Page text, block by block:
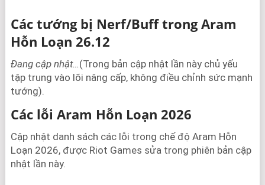
Các tướng bị Nerf/Buff trong Aram
Hỗn Loạn 26.12
Đang cập nhật…(Trong bản cập nhật lần này chủ yếu
tập trung vào lõi nâng cấp, không điều chỉnh sức mạnh
tướng).
Các lỗi Aram Hỗn Loạn 2026
Cập nhật danh sách các lỗi trong chế độ Aram Hỗn
Loạn 2026, được Riot Games sửa trong phiên bản cập
nhật lần này.